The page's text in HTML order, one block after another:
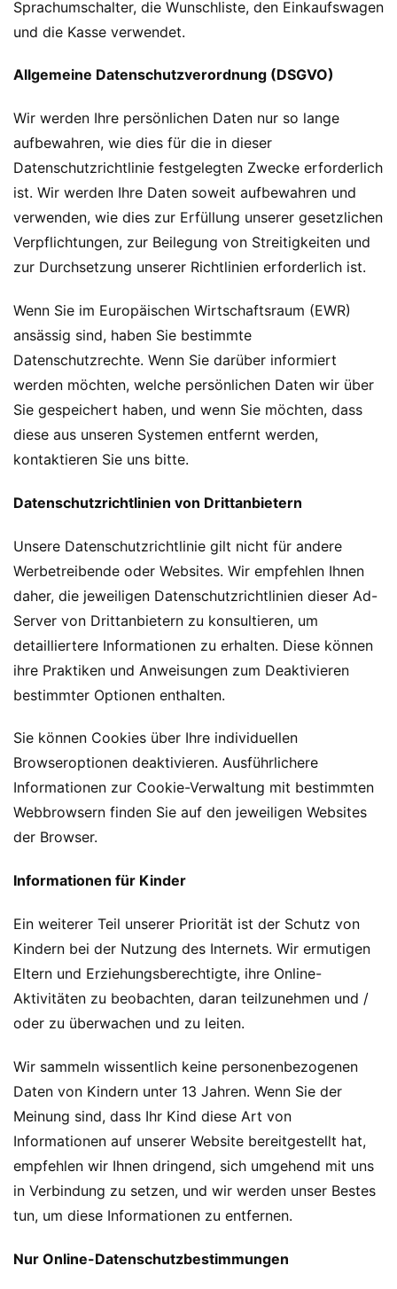
Sprachumschalter, die Wunschliste, den Einkaufswagen
und die Kasse verwendet.
Allgemeine Datenschutzverordnung (DSGVO)
Wir werden Ihre persönlichen Daten nur so lange
aufbewahren, wie dies für die in dieser
Datenschutzrichtlinie festgelegten Zwecke erforderlich
ist. Wir werden Ihre Daten soweit aufbewahren und
verwenden, wie dies zur Erfüllung unserer gesetzlichen
Verpflichtungen, zur Beilegung von Streitigkeiten und
zur Durchsetzung unserer Richtlinien erforderlich ist.
Wenn Sie im Europäischen Wirtschaftsraum (EWR)
ansässig sind, haben Sie bestimmte
Datenschutzrechte. Wenn Sie darüber informiert
werden möchten, welche persönlichen Daten wir über
Sie gespeichert haben, und wenn Sie möchten, dass
diese aus unseren Systemen entfernt werden,
kontaktieren Sie uns bitte.
Datenschutzrichtlinien von Drittanbietern
Unsere Datenschutzrichtlinie gilt nicht für andere
Werbetreibende oder Websites. Wir empfehlen Ihnen
daher, die jeweiligen Datenschutzrichtlinien dieser Ad-
Server von Drittanbietern zu konsultieren, um
detailliertere Informationen zu erhalten. Diese können
ihre Praktiken und Anweisungen zum Deaktivieren
bestimmter Optionen enthalten.
Sie können Cookies über Ihre individuellen
Browseroptionen deaktivieren. Ausführlichere
Informationen zur Cookie-Verwaltung mit bestimmten
Webbrowsern finden Sie auf den jeweiligen Websites
der Browser.
Informationen für Kinder
Ein weiterer Teil unserer Priorität ist der Schutz von
Kindern bei der Nutzung des Internets. Wir ermutigen
Eltern und Erziehungsberechtigte, ihre Online-
Aktivitäten zu beobachten, daran teilzunehmen und /
oder zu überwachen und zu leiten.
Wir sammeln wissentlich keine personenbezogenen
Daten von Kindern unter 13 Jahren. Wenn Sie der
Meinung sind, dass Ihr Kind diese Art von
Informationen auf unserer Website bereitgestellt hat,
empfehlen wir Ihnen dringend, sich umgehend mit uns
in Verbindung zu setzen, und wir werden unser Bestes
tun, um diese Informationen zu entfernen.
Nur Online-Datenschutzbestimmungen